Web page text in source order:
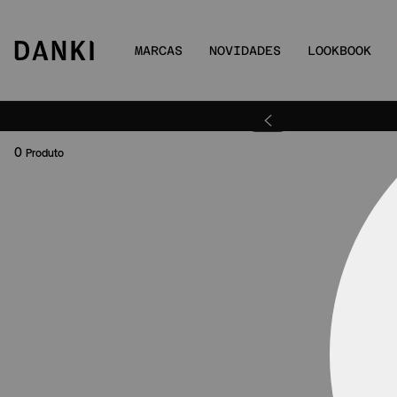
MARCAS NOVIDADES LOOKBOOK
0 Produto